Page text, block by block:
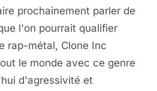
prochainement parler de
l'on pourrait qualifier
rap-métal, Clone Inc
le monde avec ce genre
d'agressivité et